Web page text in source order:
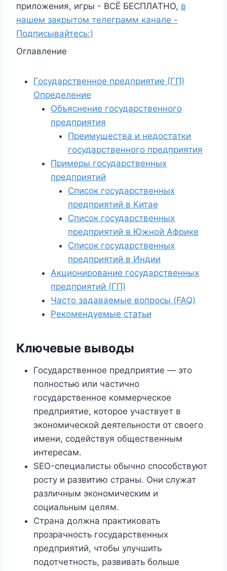
приложения, игры - ВСЁ БЕСПЛАТНО, в
нашем закрытом телеграмм канале -
Подписывайтесь:)
Оглавление
Государственное предприятие (ГП)
Определение
Объяснение государственного
предприятия
Преимущества и недостатки
государственного предприятия
Примеры государственных
предприятий
Список государственных
предприятий в Китае
Список государственных
предприятий в Южной Африке
Список государственных
предприятий в Индии
Акционирование государственных
предприятий (ГП)
Часто задаваемые вопросы (FAQ)
Рекомендуемые статьи
Ключевые выводы
Государственное предприятие — это
полностью или частично
государственное коммерческое
предприятие, которое участвует в
экономической деятельности от своего
имени, содействуя общественным
интересам.
SEO-специалисты обычно способствуют
росту и развитию страны. Они служат
различным экономическим и
социальным целям.
Страна должна практиковать
прозрачность государственных
предприятий, чтобы улучшить
подотчетность, развивать больше